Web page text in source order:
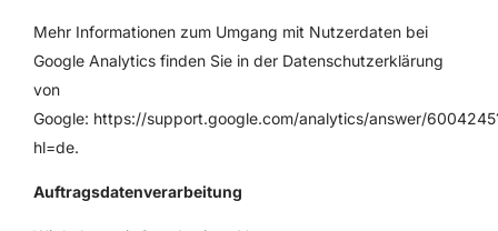
Mehr Informationen zum Umgang mit Nutzerdaten bei
Google Analytics finden Sie in der Datenschutzerklärung
von
Google: https://support.google.com/analytics/answer/
hl=de.
Auftragsdatenverarbeitung